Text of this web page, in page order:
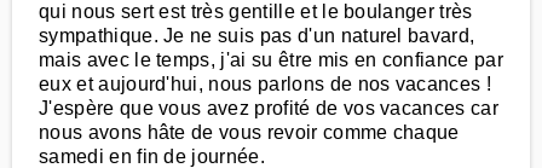
qui nous sert est très gentille et le boulanger très
sympathique. Je ne suis pas d'un naturel bavard,
mais avec le temps, j'ai su être mis en confiance par
eux et aujourd'hui, nous parlons de nos vacances !
J'espère que vous avez profité de vos vacances car
nous avons hâte de vous revoir comme chaque
samedi en fin de journée.